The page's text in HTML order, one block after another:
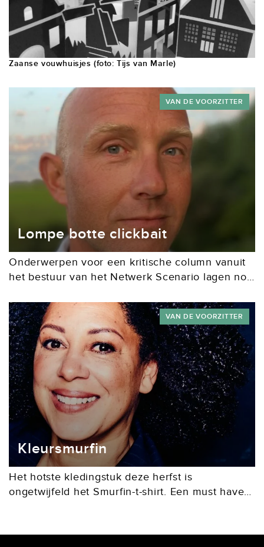
Zaanse vouwhuisjes (foto: Tijs van Marle)
Lompe botte clickbait
Onderwerpen voor een kritische column vanuit
het bestuur van het Netwerk Scenario lagen nog
staat in brand. De filmindustrie heeft het...
VAN DE VOORZITTER
Kleursmurfin
Het hotste kledingstuk deze herfst is
ongetwijfeld het Smurfin-t-shirt. Een must have
zien dat je...
VAN DE VOORZITTER